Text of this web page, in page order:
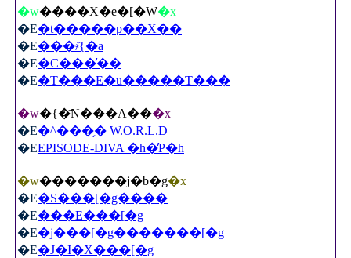
�w����X�e�[�W�x
�E�t�����p��X��
�E���҂̋{�a
�E�C���̕��
�E�T���E�u�����T���
�w�{�҃N���A���x
�E�^���̗� W.O.R.L.D
�EEPISODE-DIVA �h�̕P�h
�w�������j�b�g�x
�E�S���[�g����
�E���E���[�g
�E�j���[�g�������[�g
�E�J�I�X���[�g